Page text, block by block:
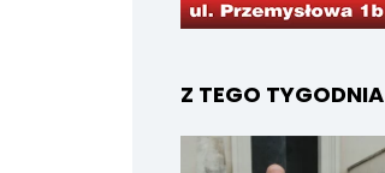
Z TEGO TYGODNIA